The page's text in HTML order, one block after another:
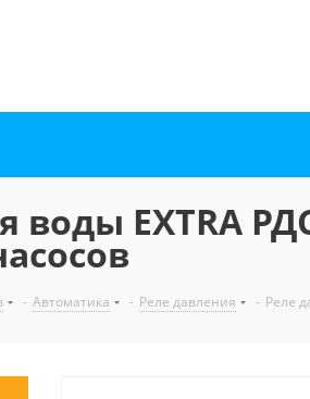
воды EXTRA
- Автоматика - Реле давления - Реле